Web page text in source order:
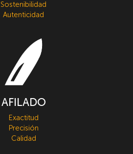
Sostenibilidad
Autenticidad
AFILADO
Exactitud
Precisión
Calidad